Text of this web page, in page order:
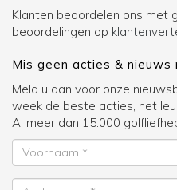
Klanten beoordelen ons met
beoordelingen op
Mis geen acties & nieuws
Meld u aan voor onze
week de beste acties, het
Al meer dan 15.000
Voornaam
Achternaam